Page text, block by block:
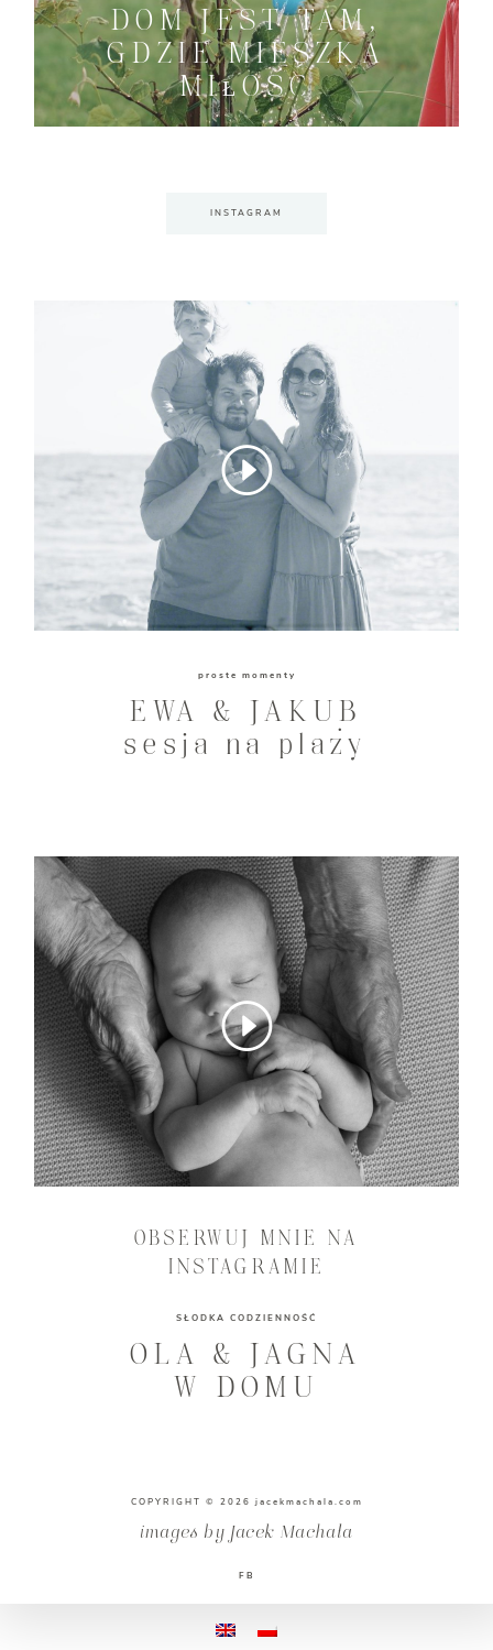
DOM JEST TAM,
GDZIE MIESZKA
MIŁOŚĆ
INSTAGRAM
proste momenty
EWA & JAKUB
sesja na plaży
OBSERWUJ MNIE NA
INSTAGRAMIE
SŁODKA CODZIENNOŚĆ
OLA & JAGNA
W DOMU
COPYRIGHT © 2026 jacekmachala.com
images by Jacek Machała